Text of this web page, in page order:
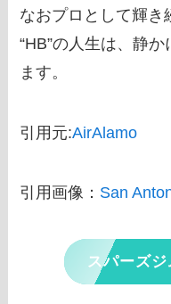
なおプロとして輝き
“HB”の人生は、静
ます。
引用元:AirAlamo
引用画像： San
スパーズ